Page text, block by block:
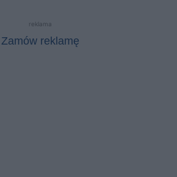
reklama
Zamów reklamę